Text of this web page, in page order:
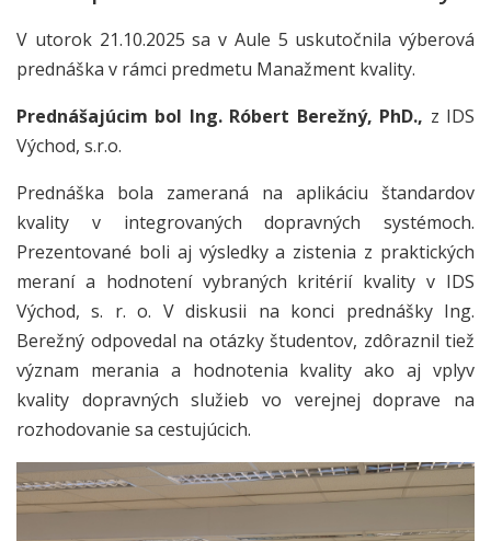
V utorok 21.10.2025 sa v Aule 5 uskutočnila výberová
prednáška v rámci predmetu Manažment kvality.
Prednášajúcim bol Ing. Róbert Berežný, PhD., z IDS
Východ, s.r.o.
Prednáška bola zameraná na aplikáciu štandardov
kvality v integrovaných dopravných systémoch.
Prezentované boli aj výsledky a zistenia z praktických
meraní a hodnotení vybraných kritérií kvality v IDS
Východ, s. r. o. V diskusii na konci prednášky Ing.
Berežný odpovedal na otázky študentov, zdôraznil tiež
význam merania a hodnotenia kvality ako aj vplyv
kvality dopravných služieb vo verejnej doprave na
rozhodovanie sa cestujúcich.